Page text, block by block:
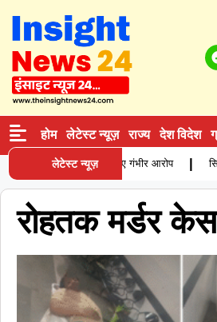
होम लेटेस्ट न्यूज़ राज्य देश विदेश
लेटेस्ट न्यूज़
की मौत, परिजनों ने लगाए गंभीर आरोप
रोहतक मर्डर केस